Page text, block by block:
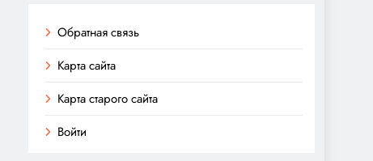
Обратная связь
Карта сайта
Карта старого сайта
Войти